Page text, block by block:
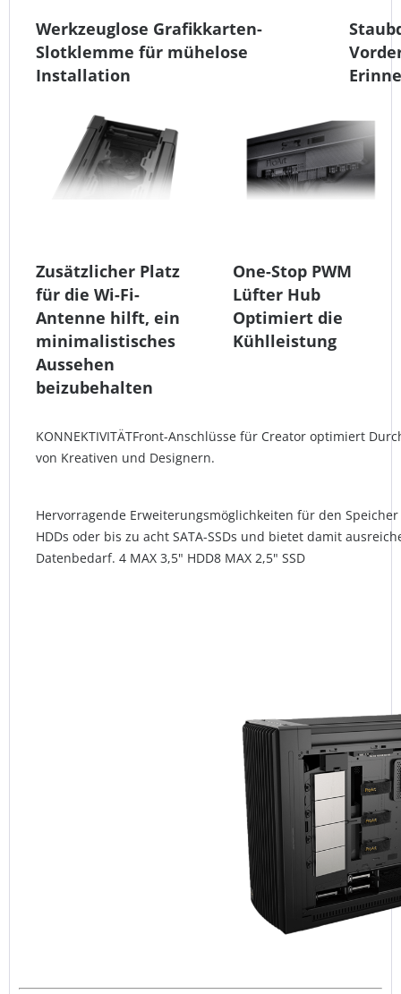
Werkzeuglose Grafikkarten-
Slotklemme für mühelose
Installation
Zusätzlicher Platz
für die Wi-Fi-
Antenne hilft, ein
minimalistisches
Aussehen
beizubehalten
One-Stop PWM
Lüfter Hub
Optimiert die
Kühlleistung
KONNEKTIVITÄTFront-Anschlüsse für Creator optimiert
von Kreativen und Designern.
Hervorragende Erweiterungsmöglichkeiten für den
HDDs oder bis zu acht SATA-SSDs und bietet damit
Datenbedarf. 4 MAX 3,5" HDD8 MAX 2,5" SSD